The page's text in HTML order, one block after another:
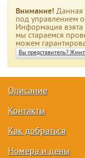
Внимание! Данная
под управлением
Информация взята
мы стараемся
можем
Вы представитель?
Описание
Контакты
Как добраться
Номера и цены